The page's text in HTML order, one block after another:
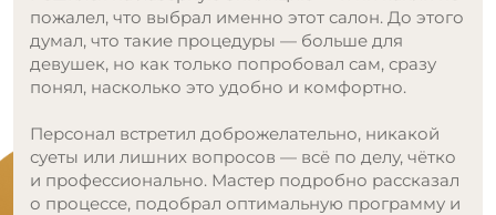
уже более 3 лет, раньше название было «Prolaser»
Администратор Ситора очень доброжелательна,
с самого первого моего посещения мне
понравилась!
Ходила ко всем специалистам, девушки все
компетентные, все подробно рассказывают и
процедуры проходят максимально комфортно и
безболезненно